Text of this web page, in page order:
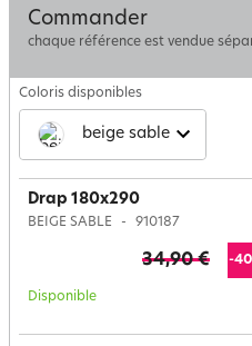
Commander
chaque référence est vendue
Coloris disponibles
beige sable
Drap 180x290
BEIGE SABLE 910187
34,90 € -40
Disponible